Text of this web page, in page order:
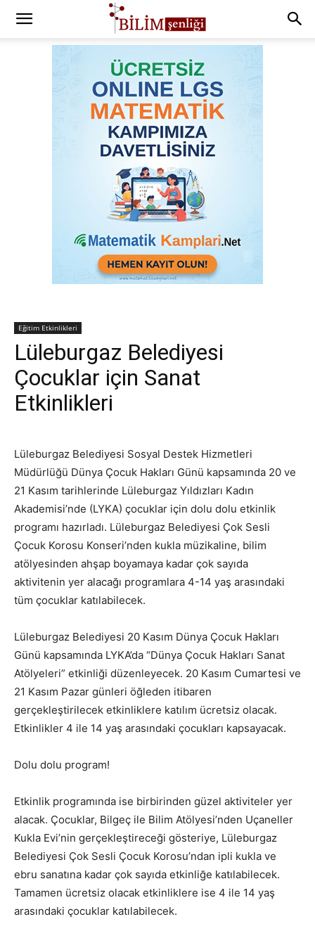
Eğitim Etkinlikleri
Lüleburgaz Belediyesi
Çocuklar için Sanat
Etkinlikleri
Lüleburgaz Belediyesi Sosyal Destek Hizmetleri
Müdürlüğü Dünya Çocuk Hakları Günü kapsamında 20 ve
21 Kasım tarihlerinde Lüleburgaz Yıldızları Kadın
Akademisi’nde (LYKA) çocuklar için dolu dolu etkinlik
programı hazırladı. Lüleburgaz Belediyesi Çok Sesli
Çocuk Korosu Konseri’nden kukla müzikaline, bilim
atölyesinden ahşap boyamaya kadar çok sayıda
aktivitenin yer alacağı programlara 4-14 yaş arasındaki
tüm çocuklar katılabilecek.
Lüleburgaz Belediyesi 20 Kasım Dünya Çocuk Hakları
Günü kapsamında LYKA’da “Dünya Çocuk Hakları Sanat
Atölyeleri” etkinliği düzenleyecek. 20 Kasım Cumartesi ve
21 Kasım Pazar günleri öğleden itibaren
gerçekleştirilecek etkinliklere katılım ücretsiz olacak.
Etkinlikler 4 ile 14 yaş arasındaki çocukları kapsayacak.
Dolu dolu program!
Etkinlik programında ise birbirinden güzel aktiviteler yer
alacak. Çocuklar, Bilgeç ile Bilim Atölyesi’nden Uçaneller
Kukla Evi’nin gerçekleştireceği gösteriye, Lüleburgaz
Belediyesi Çok Sesli Çocuk Korosu’ndan ipli kukla ve
ebru sanatına kadar çok sayıda etkinliğe katılabilecek.
Tamamen ücretsiz olacak etkinliklere ise 4 ile 14 yaş
arasındaki çocuklar katılabilecek.